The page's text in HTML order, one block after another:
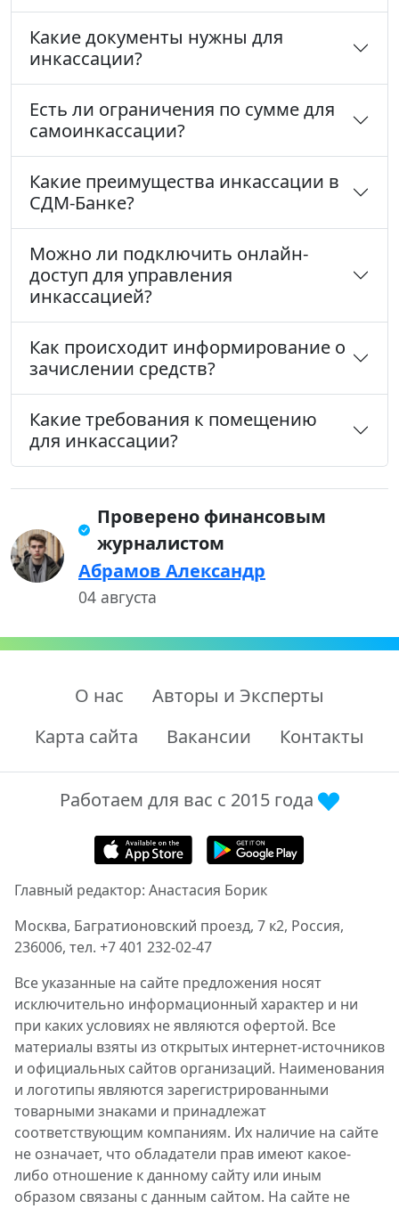
Какие документы нужны для
инкассации?
Есть ли ограничения по сумме для
самоинкассации?
Какие преимущества инкассации в
СДМ-Банке?
Можно ли подключить онлайн-
доступ для управления
инкассацией?
Как происходит информирование о
зачислении средств?
Какие требования к помещению
для инкассации?
Проверено финансовым
журналистом
Абрамов Александр
04 августа
О нас
Авторы и Эксперты
Карта сайта
Вакансии Контакты
Работаем для вас с 2015 года
Главный редактор: Анастасия Борик
Москва, Багратионовский проезд, 7 к2, Россия,
236006, тел. +7 401 232-02-47
Все указанные на сайте предложения носят
исключительно информационный характер и ни
при каких условиях не являются офертой. Все
материалы взяты из открытых интернет-источников
и официальных сайтов организаций. Наименования
и логотипы являются зарегистрированными
товарными знаками и принадлежат
соответствующим компаниям. Их наличие на сайте
не означает, что обладатели прав имеют какое-
либо отношение к данному сайту или иным
образом связаны с данным сайтом. На сайте не